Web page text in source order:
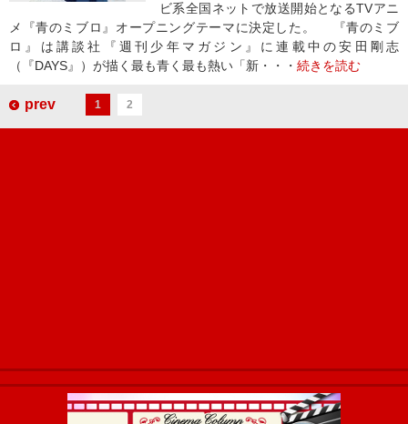
ビ系全国ネットで放送開始となるTVアニ
メ『青のミブロ』オープニングテーマに決定した。 『青のミブ
ロ』は講談社『週刊少年マガジン』に連載中の安田剛志
（『DAYS』）が描く最も青く最も熱い「新・・・ 続きを読む
prev 1 2